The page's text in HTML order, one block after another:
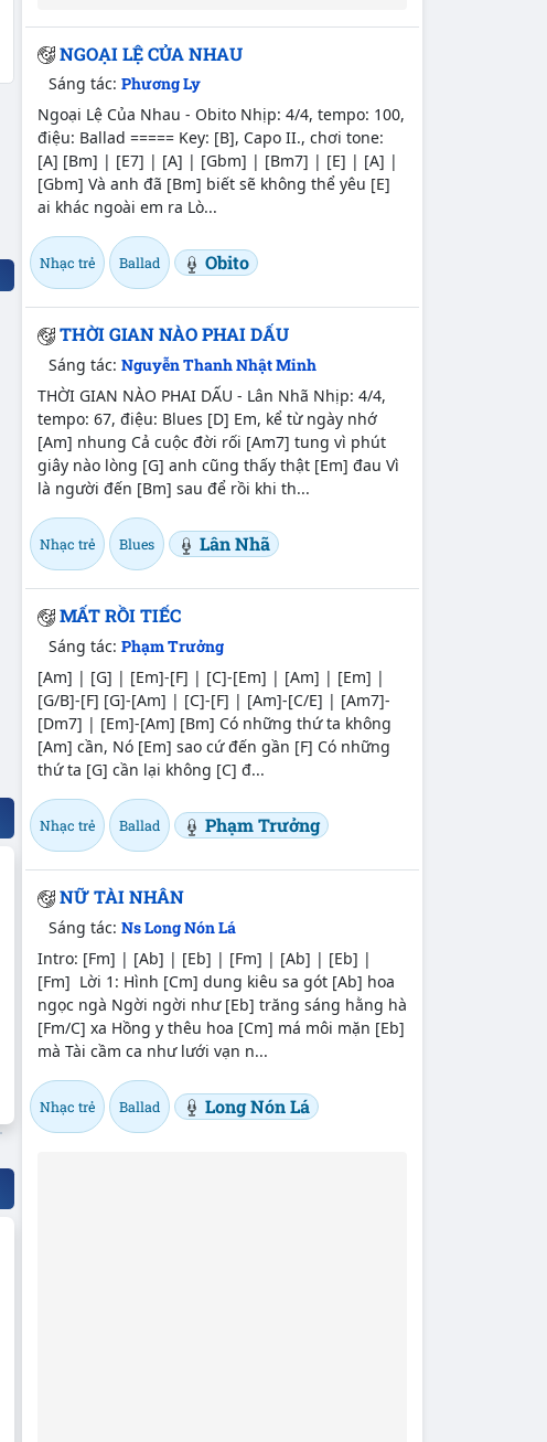
NGOẠI LỆ CỦA NHAU
Sáng tác:Phương Ly
Ngoại Lệ Của Nhau - Obito Nhịp: 4/4, tempo: 100,
điệu: Ballad ===== Key: [B], Capo II., chơi tone:
[A] [Bm] | [E7] | [A] | [Gbm] | [Bm7] | [E] | [A] |
[Gbm] Và anh đã [Bm] biết sẽ không thể yêu [E]
ai khác ngoài em ra Lò...
Nhạc trẻ Ballad Obito
THỜI GIAN NÀO PHAI DẤU
Sáng tác:Nguyễn Thanh Nhật Minh
THỜI GIAN NÀO PHAI DẤU - Lân Nhã Nhịp: 4/4,
tempo: 67, điệu: Blues [D] Em, kể từ ngày nhớ
[Am] nhung Cả cuộc đời rối [Am7] tung vì phút
giây nào lòng [G] anh cũng thấy thật [Em] đau Vì
là người đến [Bm] sau để rồi khi th...
Nhạc trẻ Blues Lân Nhã
MẤT RỒI TIẾC
Sáng tác:Phạm Trưởng
[Am] | [G] | [Em]-[F] | [C]-[Em] | [Am] | [Em] |
[G/B]-[F] [G]-[Am] | [C]-[F] | [Am]-[C/E] | [Am7]-
[Dm7] | [Em]-[Am] [Bm] Có những thứ ta không
[Am] cần, Nó [Em] sao cứ đến gần [F] Có những
thứ ta [G] cần lại không [C] đ...
Nhạc trẻ Ballad Phạm Trưởng
NỮ TÀI NHÂN
Sáng tác:Ns Long Nón Lá
Intro: [Fm] | [Ab] | [Eb] | [Fm] | [Ab] | [Eb] |
[Fm] Lời 1: Hình [Cm] dung kiêu sa gót [Ab] hoa
ngọc ngà Ngời ngời như [Eb] trăng sáng hằng hà
[Fm/C] xa Hồng y thêu hoa [Cm] má môi mặn [Eb]
mà Tài cầm ca như lưới vạn n...
Nhạc trẻ Ballad Long Nón Lá